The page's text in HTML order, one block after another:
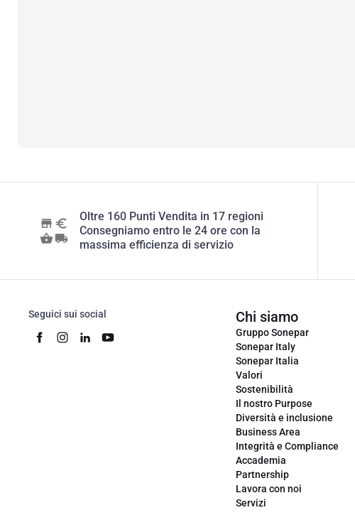
Oltre 160 Punti Vendita in 17 regioni
Consegniamo entro le 24 ore con la
massima efficienza di servizio
Seguici sui social Chi siamo
Gruppo Sonepar
Sonepar Italy
Sonepar Italia
Valori
Sostenibilità
Il nostro Purpose
Diversità e inclusione
Business Area
Integrità e Compliance
Accademia
Partnership
Lavora con noi
Servizi